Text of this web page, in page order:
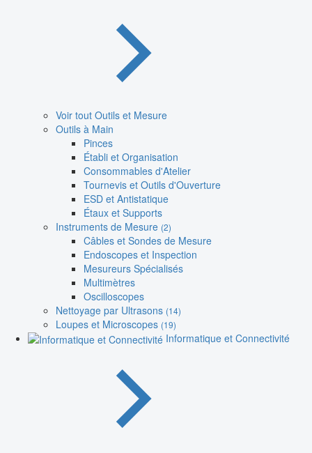
Voir tout Outils et Mesure
Outils à Main
Pinces
Établi et Organisation
Consommables d'Atelier
Tournevis et Outils d'Ouverture
ESD et Antistatique
Étaux et Supports
Instruments de Mesure (2)
Câbles et Sondes de Mesure
Endoscopes et Inspection
Mesureurs Spécialisés
Multimètres
Oscilloscopes
Nettoyage par Ultrasons (14)
Loupes et Microscopes (19)
Informatique et Connectivité